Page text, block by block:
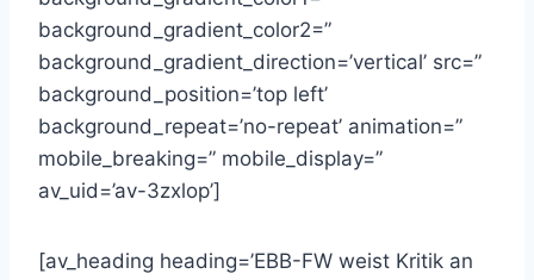
background_gradient_color2=”
background_gradient_direction=’vertical’ src=”
background_position=’top left’
background_repeat=’no-repeat’ animation=”
mobile_breaking=” mobile_display=”
av_uid=’av-3zxlop’]
[av_heading heading=’EBB-FW weist Kritik an